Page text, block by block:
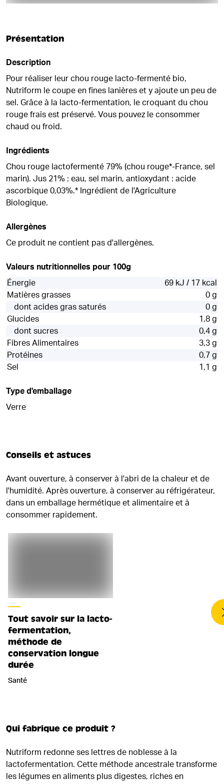
Présentation
Description
Pour réaliser leur chou rouge lacto-fermenté bio,
Nutriform le coupe en fines lanières et y ajoute un peu de
sel. Grâce à la lacto-fermentation, le croquant du chou
rouge frais est préservé. Vous pouvez le consommer
chaud ou froid.
Ingrédients
Chou rouge lactofermenté 79% (chou rouge*-France, sel
marin). Jus 21% : eau, sel marin, antioxydant : acide
ascorbique 0,03%.* Ingrédient de l'Agriculture
Biologique.
Allergènes
Ce produit ne contient pas d'allergènes.
Valeurs nutritionnelles pour 100g
Énergie
69 kJ / 17 kcal
Matières grasses
0 g
dont acides gras saturés
0 g
Glucides
1,8 g
dont sucres
0,4 g
Fibres Alimentaires
3,3 g
Protéines
0,7 g
Sel
1,1 g
Type d'emballage
Verre
Conseils et astuces
Avant ouverture, à conserver à l'abri de la chaleur et de
l'humidité. Après ouverture, à conserver au réfrigérateur,
dans un emballage hermétique et alimentaire et à
consommer rapidement.
Tout savoir sur la lacto-
fermentation,
méthode de
conservation longue
durée
Santé
Qui fabrique ce produit ?
Nutriform redonne ses lettres de noblesse à la
lactofermentation. Cette méthode ancestrale transforme
les légumes en aliments plus digestes, riches en